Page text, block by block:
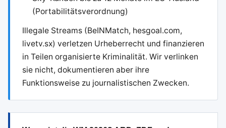
(Portabilitätsverordnung)
Illegale Streams (BeINMatch, hesgoal.com,
livetv.sx) verletzen Urheberrecht und finanzieren
in Teilen organisierte Kriminalität. Wir verlinken
sie nicht, dokumentieren aber ihre
Funktionsweise zu journalistischen Zwecken.